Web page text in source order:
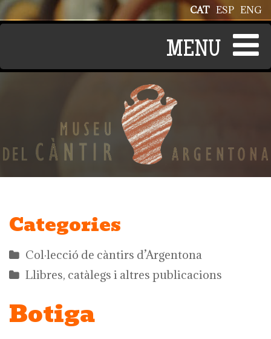
Vés al contingut ENG
ESP
CAT
Categories
Col·lecció de càntirs d’Argentona
Llibres, catàlegs i altres publicacions
Botiga